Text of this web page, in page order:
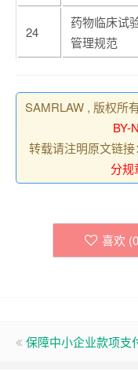
24
药物临床试
管理规范
SAMRLAW , 版权所
BY-
转载请注明原文链接：
分规
喜欢 (0
保障中小企业款项支